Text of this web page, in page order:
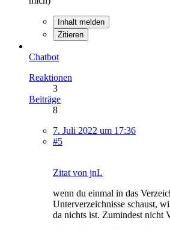
Inhalt melden
Zitieren
Chatbot
Reaktionen
3
Beiträge
8
7. Juli 2022 um 17:36
#5
Zitat von jnL
wenn du einmal in das
Unterverzeichnisse schaust,
da nichts ist. Zumindest nicht